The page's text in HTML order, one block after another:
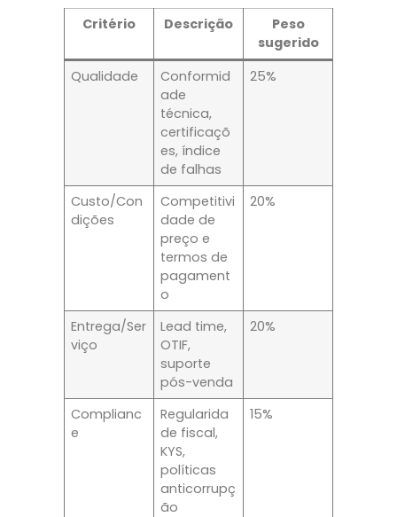
Critério Descrição
Peso
sugerido
Qualidade
Conformid
ade
técnica,
certificaçõ
es, índice
de falhas
25%
Custo/Con
dições
Competitivi
dade de
preço e
termos de
pagament
o
20%
Entrega/Ser
viço
Lead time,
OTIF,
suporte
pós-venda
20%
Complianc
e
Regularida
de fiscal,
KYS,
políticas
anticorrupç
ão
15%